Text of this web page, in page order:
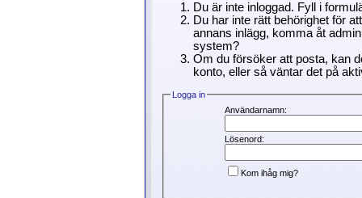
Du är inte inloggad. Fyll i
Du har inte rätt behörighet för
annans inlägg, komma åt
system?
Om du försöker att posta, kan
konto, eller så väntar det på
Logga in
Användarnamn:
Lösenord:
Kom ihåg mig?